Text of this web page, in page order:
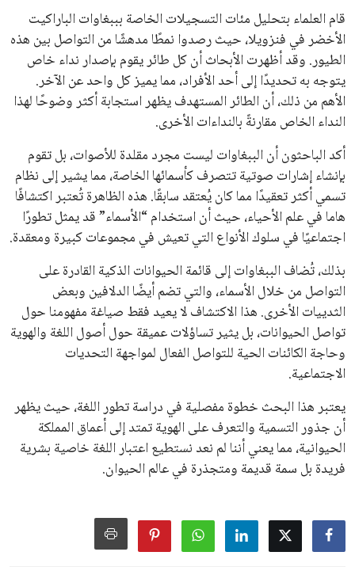
قام العلماء بتحليل مئات التسجيلات الخاصة بببغاوات الباراكيت
الأخضر في فنزويلا، حيث رصدوا نمطًا مدهشًا من التواصل بين هذه
الطيور. وقد أظهرت الأبحاث أن كل طائر يقوم بإصدار نداء خاص
يتوجه به تحديدًا إلى أحد الأفراد، مما يميز كل واحد عن الآخر.
الأهم من ذلك، أن الطائر المستهدف يظهر استجابة أكثر وضوحًا لهذا
النداء الخاص مقارنةً بالنداءات الأخرى.
أكد الباحثون أن الببغاوات ليست مجرد مقلدة للأصوات، بل تقوم
بإنشاء إشارات صوتية تتصرف كأسمائها الخاصة، مما يشير إلى نظام
تسمي أكثر تعقيدًا مما كان يُعتقد سابقًا. هذه الظاهرة تُعتبر اكتشافًا
هاما في علم الأحياء، حيث أن استخدام “الأسماء” قد يمثل تطورًا
اجتماعيًا في سلوك الأنواع التي تعيش في مجموعات كبيرة ومعقدة.
بذلك، تُضاف الببغاوات إلى قائمة الحيوانات الذكية القادرة على
التواصل من خلال الأسماء، والتي تضم أيضًا الدلافين وبعض
الثدييات الأخرى. هذا الاكتشاف لا يعيد فقط صياغة مفهومنا حول
تواصل الحيوانات، بل يثير تساؤلات عميقة حول أصول اللغة والهوية
وحاجة الكائنات الحية للتواصل الفعال لمواجهة التحديات
الاجتماعية.
يعتبر هذا البحث خطوة مفصلية في دراسة تطور اللغة، حيث يظهر
أن جذور التسمية والتعرف على الهوية تمتد إلى أعماق المملكة
الحيوانية، مما يعني أننا لم نعد نستطيع اعتبار اللغة خاصية بشرية
فريدة بل سمة قديمة ومتجذرة في عالم الحيوان.